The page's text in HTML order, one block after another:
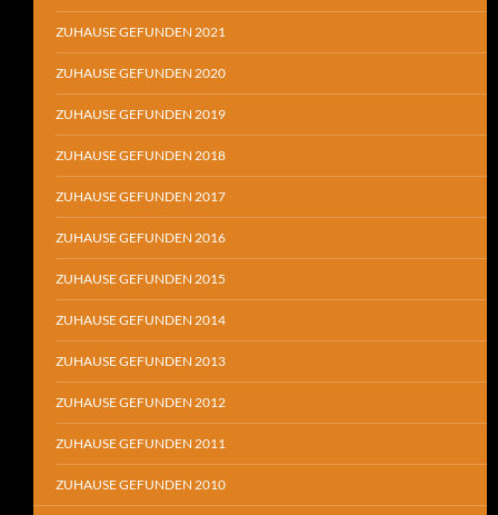
ZUHAUSE GEFUNDEN 2021
ZUHAUSE GEFUNDEN 2020
ZUHAUSE GEFUNDEN 2019
ZUHAUSE GEFUNDEN 2018
ZUHAUSE GEFUNDEN 2017
ZUHAUSE GEFUNDEN 2016
ZUHAUSE GEFUNDEN 2015
ZUHAUSE GEFUNDEN 2014
ZUHAUSE GEFUNDEN 2013
ZUHAUSE GEFUNDEN 2012
ZUHAUSE GEFUNDEN 2011
ZUHAUSE GEFUNDEN 2010